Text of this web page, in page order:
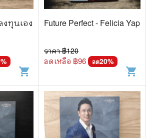
งทุนเอง
%
shopping_cart
Future Perfect - Felicia Yap
ราคา ฿120
ลดเหลือ ฿96 ลด20%
shopping_cart